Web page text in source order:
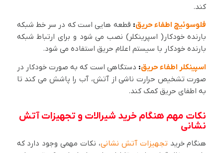
کند.
فلوسوئیچ اطفاء حریق: قطعه هایی است که در سر خط شبکه
بارنده خودکار( اسپرینکلر) نصب می شود و برای ارتباط شبکه
بارنده خودکار با سیستم اعلام حریق استفاده می شود.
اسپینکلر اطفاء حریق: دستگاهی است که به صورت خودکار در
صورت تشخیص حرارت ناشی از آتش، آب را پاشش می کند تا
به اطفای حریق کمک کند.
نکات مهم هنگام خرید شیرالات و تجهیزات آتش
نشانی
هنگام خرید تجهیزات آتش نشانی، نکات مهمی وجود دارد که